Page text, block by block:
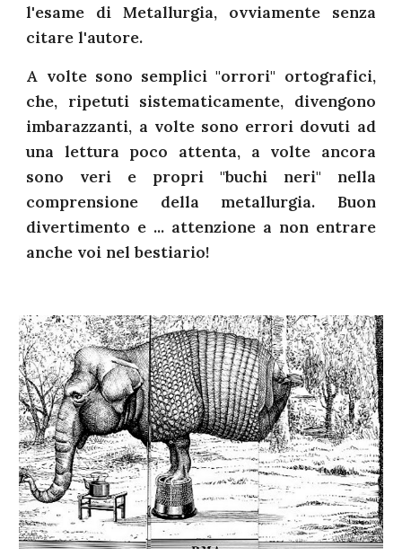
l'esame di Metallurgia, ovviamente senza
citare l'autore.
A volte sono semplici "orrori" ortografici,
che, ripetuti sistematicamente, divengono
imbarazzanti, a volte sono errori dovuti ad
una lettura poco attenta, a volte ancora
sono veri e propri "buchi neri" nella
comprensione della metallurgia. Buon
divertimento e ... attenzione a non entrare
anche voi nel bestiario!